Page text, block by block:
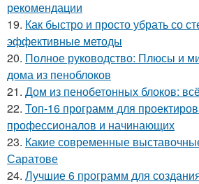
рекомендации
19. Как быстро и просто убрать со
эффективные методы
20. Полное руководство: Плюсы и
дома из пеноблоков
21. Дом из пенобетонных блоков:
22. Топ-16 программ для
профессионалов и начинающих
23. Какие современные
Саратове
24. Лучшие 6 программ для